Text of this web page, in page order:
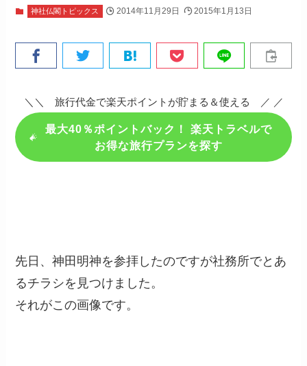
神社仏閣トピックス 2014年11月29日 2015年1月13日
＼＼ 旅行代金で楽天ポイントが貯まる＆使える ／ ／
最大40％ポイントバック！ 楽天トラベルで
お得な旅行プランを探す
先日、神田明神を参拝したのですが社務所でとあ
るチラシを見つけました。
それがこの画像です。